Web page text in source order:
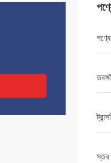
স্তর